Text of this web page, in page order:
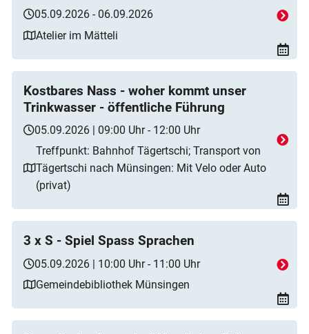
05.09.2026 - 06.09.2026
Atelier im Mätteli
Kostbares Nass - woher kommt unser
Trinkwasser - öffentliche Führung
05.09.2026 | 09:00 Uhr - 12:00 Uhr
Treffpunkt: Bahnhof Tägertschi; Transport von
Tägertschi nach Münsingen: Mit Velo oder Auto
(privat)
3 x S - Spiel Spass Sprachen
05.09.2026 | 10:00 Uhr - 11:00 Uhr
Gemeindebibliothek Münsingen